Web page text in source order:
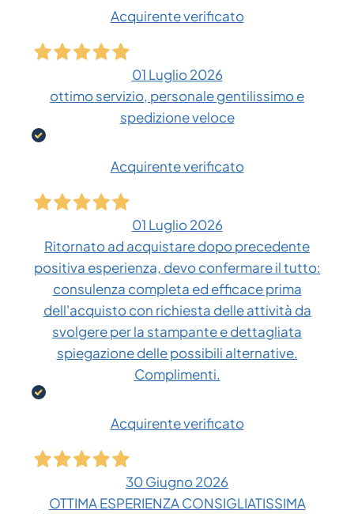
Acquirente verificato
01 Luglio 2026
ottimo servizio, personale gentilissimo e
spedizione veloce
Acquirente verificato
01 Luglio 2026
Ritornato ad acquistare dopo precedente
positiva esperienza, devo confermare il tutto:
consulenza completa ed efficace prima
dell'acquisto con richiesta delle attività da
svolgere per la stampante e dettagliata
spiegazione delle possibili alternative.
Complimenti.
Acquirente verificato
30 Giugno 2026
OTTIMA ESPERIENZA CONSIGLIATISSIMA